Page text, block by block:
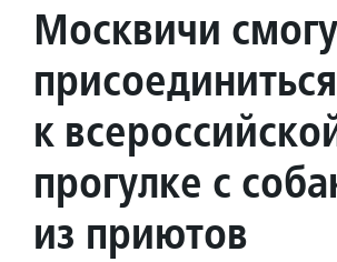
Москвичи
присоединиться
к
прогулке с
из приютов